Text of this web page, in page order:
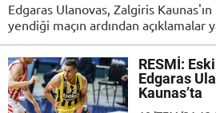
Edgaras Ulanovas, Zalgiris
yendiği maçın ardından açıklamalar
RESMİ:
Edgaras
Kaunas’ta